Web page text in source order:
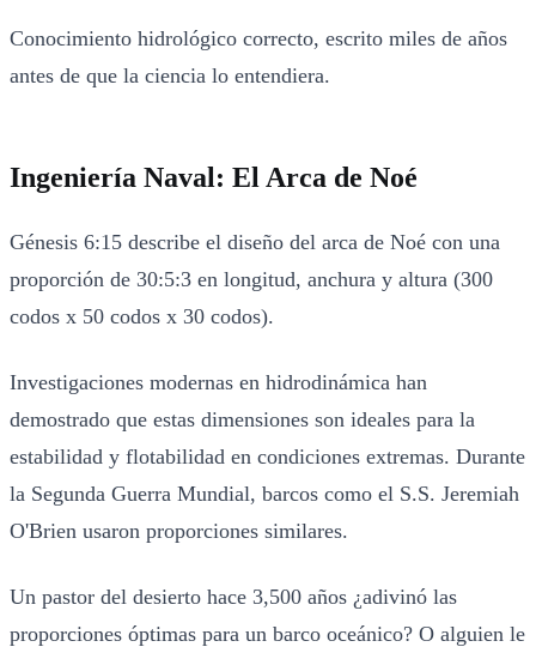
Conocimiento hidrológico correcto, escrito miles de años
antes de que la ciencia lo entendiera.
Ingeniería Naval: El Arca de Noé
Génesis 6:15 describe el diseño del arca de Noé con una
proporción de 30:5:3 en longitud, anchura y altura (300
codos x 50 codos x 30 codos).
Investigaciones modernas en hidrodinámica han
demostrado que estas dimensiones son ideales para la
estabilidad y flotabilidad en condiciones extremas. Durante
la Segunda Guerra Mundial, barcos como el S.S. Jeremiah
O'Brien usaron proporciones similares.
Un pastor del desierto hace 3,500 años ¿adivinó las
proporciones óptimas para un barco oceánico? O alguien le